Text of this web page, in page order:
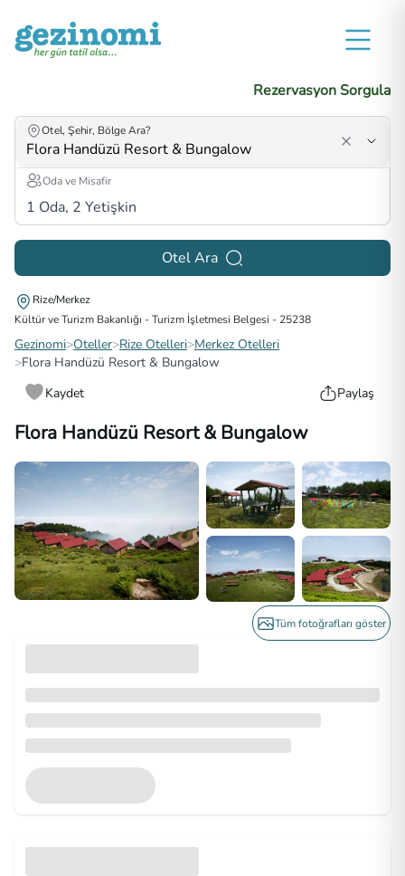
Rezervasyon Sorgula
Otel, Şehir, Bölge Ara?
Oda ve Misafir
1 Oda, 2 Yetişkin
Otel Ara
Rize/Merkez
Kültür ve Turizm Bakanlığı - Turizm İşletmesi Belgesi - 25238
Gezinomi>Oteller>Rize Otelleri>Merkez Otelleri
>Flora Handüzü Resort & Bungalow
Paylaş
Kaydet
Flora Handüzü Resort & Bungalow
Tüm fotoğrafları göster